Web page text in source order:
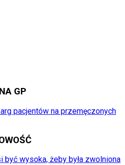
GP
pacjentów na przemęczonych
być wysoka, żeby była zwolniona